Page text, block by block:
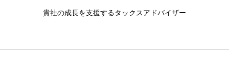
貴社の成長を支援するタックスアドバイザー